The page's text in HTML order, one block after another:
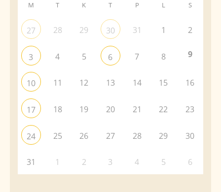
M T K T P L S
27 28 29 30 31 1 2
3 4 5 6 7 8 9
10 11 12 13 14 15 16
17 18 19 20 21 22 23
24 25 26 27 28 29 30
31 1 2 3 4 5 6